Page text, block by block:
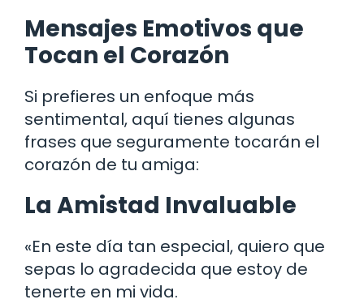
Mensajes Emotivos que
Tocan el Corazón
Si prefieres un enfoque más
sentimental, aquí tienes algunas
frases que seguramente tocarán el
corazón de tu amiga:
La Amistad Invaluable
«En este día tan especial, quiero que
sepas lo agradecida que estoy de
tenerte en mi vida.